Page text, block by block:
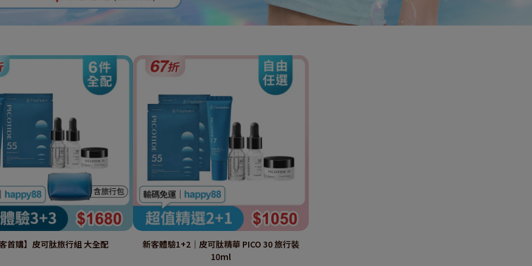
首購】皮可肽旅行組 大全配
新客體驗1+2｜皮可肽精華 PICO 30 旅行裝
10ml